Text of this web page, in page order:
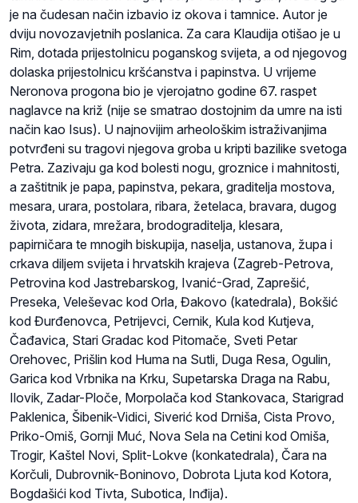
je na čudesan način izbavio iz okova i tamnice. Autor je
dviju novozavjetnih poslanica. Za cara Klaudija otišao je u
Rim, dotada prijestolnicu poganskog svijeta, a od njegovog
dolaska prijestolnicu kršćanstva i papinstva. U vrijeme
Neronova progona bio je vjerojatno godine 67. raspet
naglavce na križ (nije se smatrao dostojnim da umre na isti
način kao Isus). U najnovijim arheološkim istraživanjima
potvrđeni su tragovi njegova groba u kripti bazilike svetoga
Petra. Zazivaju ga kod bolesti nogu, groznice i mahnitosti,
a zaštitnik je papa, papinstva, pekara, graditelja mostova,
mesara, urara, postolara, ribara, žetelaca, bravara, dugog
života, zidara, mrežara, brodograditelja, klesara,
papirničara te mnogih biskupija, naselja, ustanova, župa i
crkava diljem svijeta i hrvatskih krajeva (Zagreb-Petrova,
Petrovina kod Jastrebarskog, Ivanić-Grad, Zaprešić,
Preseka, Veleševac kod Orla, Đakovo (katedrala), Bokšić
kod Đurđenovca, Petrijevci, Cernik, Kula kod Kutjeva,
Čađavica, Stari Gradac kod Pitomače, Sveti Petar
Orehovec, Prišlin kod Huma na Sutli, Duga Resa, Ogulin,
Garica kod Vrbnika na Krku, Supetarska Draga na Rabu,
Ilovik, Zadar-Ploče, Morpolača kod Stankovaca, Starigrad
Paklenica, Šibenik-Vidici, Siverić kod Drniša, Cista Provo,
Priko-Omiš, Gornji Muć, Nova Sela na Cetini kod Omiša,
Trogir, Kaštel Novi, Split-Lokve (konkatedrala), Čara na
Korčuli, Dubrovnik-Boninovo, Dobrota Ljuta kod Kotora,
Bogdašići kod Tivta, Subotica, Inđija).